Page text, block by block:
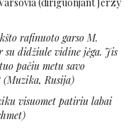
rafinuoto garso M.
su didžiule vidine jėga. Jis
pačiu metu savo
(Muzika, Rusija)
visuomet patiriu labai